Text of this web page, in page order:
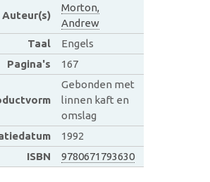
Auteur(s)
Morton,
Andrew
Taal
Engels
Pagina's
167
Gebonden met
linnen kaft en
omslag
1992
ISBN
9780671793630